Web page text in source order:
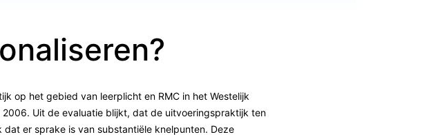
op het gebied van leerplicht en RMC in het Westelijk
Uit de evaluatie blijkt, dat de uitvoeringspraktijk ten
er sprake is van substantiële knelpunten. Deze